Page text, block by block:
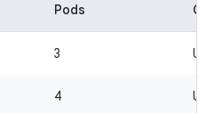
Pods
3 US$
4 US$